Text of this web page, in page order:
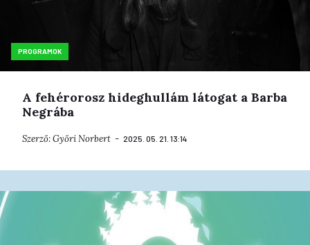
PROGRAMOK
A fehérorosz hideghullám látogat a Barba
Negrába
Szerző:Győri Norbert 2025. 05. 21. 13:14